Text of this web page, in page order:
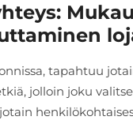
tapahtuu
jolloin joku